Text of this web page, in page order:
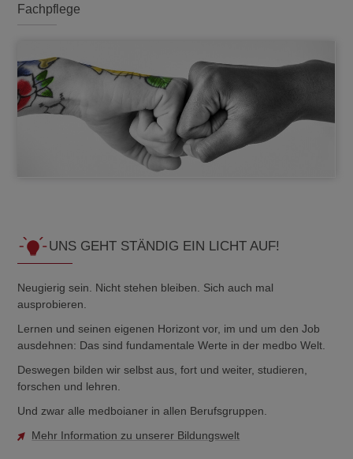
Fachpflege
UNS GEHT STÄNDIG EIN LICHT AUF!
Neugierig sein. Nicht stehen bleiben. Sich auch mal
ausprobieren.
Lernen und seinen eigenen Horizont vor, im und um den Job
ausdehnen: Das sind fundamentale Werte in der medbo Welt.
Deswegen bilden wir selbst aus, fort und weiter, studieren,
forschen und lehren.
Und zwar alle medboianer in allen Berufsgruppen.
Mehr Information zu unserer Bildungswelt